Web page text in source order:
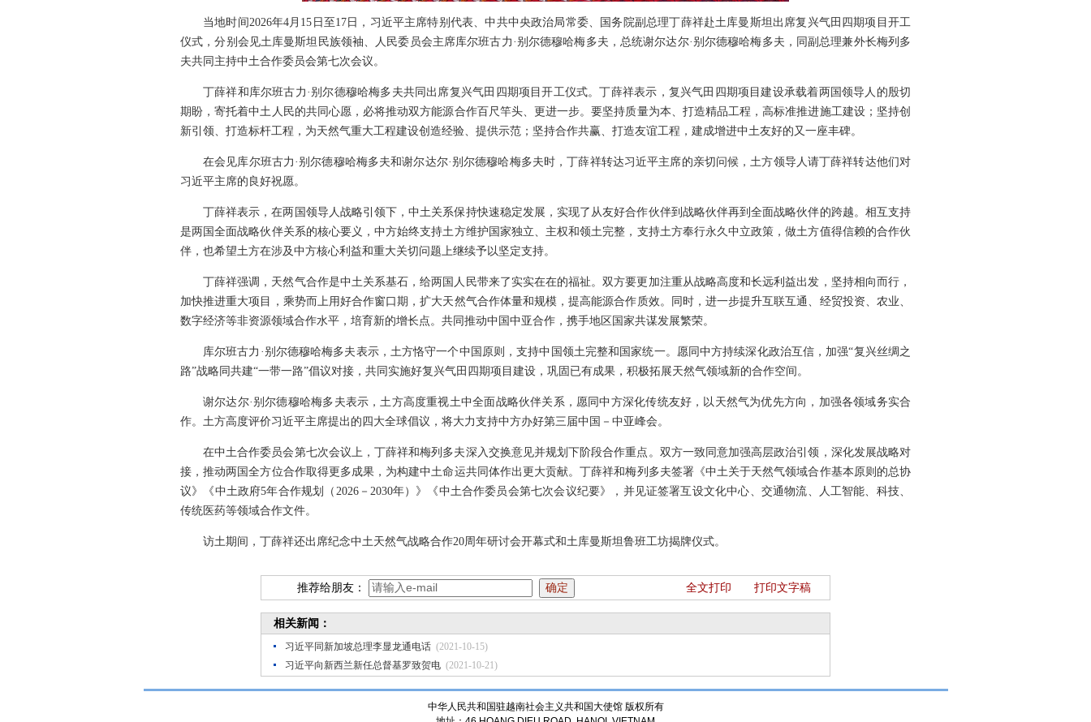
当地时间2026年4月15日至17日，习近平主席特别代表、中共中央政治局常委、国务院副总理丁薛祥赴土库曼斯坦出席复兴气田四期项目开工
仪式，分别会见土库曼斯坦民族领袖、人民委员会主席库尔班古力·别尔德穆哈梅多夫，总统谢尔达尔·别尔德穆哈梅多夫，同副总理兼外长梅列多
夫共同主持中土合作委员会第七次会议。
丁薛祥和库尔班古力·别尔德穆哈梅多夫共同出席复兴气田四期项目开工仪式。丁薛祥表示，复兴气田四期项目建设承载着两国领导人的殷切
期盼，寄托着中土人民的共同心愿，必将推动双方能源合作百尺竿头、更进一步。要坚持质量为本、打造精品工程，高标准推进施工建设；坚持创
新引领、打造标杆工程，为天然气重大工程建设创造经验、提供示范；坚持合作共赢、打造友谊工程，建成增进中土友好的又一座丰碑。
在会见库尔班古力·别尔德穆哈梅多夫和谢尔达尔·别尔德穆哈梅多夫时，丁薛祥转达习近平主席的亲切问候，土方领导人请丁薛祥转达他们对
习近平主席的良好祝愿。
丁薛祥表示，在两国领导人战略引领下，中土关系保持快速稳定发展，实现了从友好合作伙伴到战略伙伴再到全面战略伙伴的跨越。相互支持
是两国全面战略伙伴关系的核心要义，中方始终支持土方维护国家独立、主权和领土完整，支持土方奉行永久中立政策，做土方值得信赖的合作伙
伴，也希望土方在涉及中方核心利益和重大关切问题上继续予以坚定支持。
丁薛祥强调，天然气合作是中土关系基石，给两国人民带来了实实在在的福祉。双方要更加注重从战略高度和长远利益出发，坚持相向而行，
加快推进重大项目，乘势而上用好合作窗口期，扩大天然气合作体量和规模，提高能源合作质效。同时，进一步提升互联互通、经贸投资、农业、
数字经济等非资源领域合作水平，培育新的增长点。共同推动中国中亚合作，携手地区国家共谋发展繁荣。
库尔班古力·别尔德穆哈梅多夫表示，土方恪守一个中国原则，支持中国领土完整和国家统一。愿同中方持续深化政治互信，加强“复兴丝绸之
路”战略同共建“一带一路”倡议对接，共同实施好复兴气田四期项目建设，巩固已有成果，积极拓展天然气领域新的合作空间。
谢尔达尔·别尔德穆哈梅多夫表示，土方高度重视土中全面战略伙伴关系，愿同中方深化传统友好，以天然气为优先方向，加强各领域务实合
作。土方高度评价习近平主席提出的四大全球倡议，将大力支持中方办好第三届中国－中亚峰会。
在中土合作委员会第七次会议上，丁薛祥和梅列多夫深入交换意见并规划下阶段合作重点。双方一致同意加强高层政治引领，深化发展战略对
接，推动两国全方位合作取得更多成果，为构建中土命运共同体作出更大贡献。丁薛祥和梅列多夫签署《中土关于天然气领域合作基本原则的总协
议》《中土政府5年合作规划（2026－2030年）》《中土合作委员会第七次会议纪要》，并见证签署互设文化中心、交通物流、人工智能、科技、
传统医药等领域合作文件。
访土期间，丁薛祥还出席纪念中土天然气战略合作20周年研讨会开幕式和土库曼斯坦鲁班工坊揭牌仪式。
推荐给朋友： 全文打印 打印文字稿
相关新闻：
习近平同新加坡总理李显龙通电话 (2021-10-15)
习近平向新西兰新任总督基罗致贺电 (2021-10-21)
中华人民共和国驻越南社会主义共和国大使馆 版权所有